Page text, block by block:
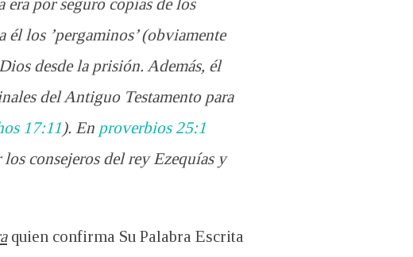
era por seguro copias de los
los ’pergaminos’ (obviamente
desde la prisión. Además, él
del Antiguo Testamento para
17:11). En proverbios 25:1
consejeros del rey Ezequías y
quien confirma Su Palabra Escrita